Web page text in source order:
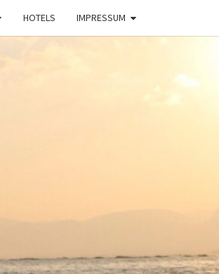
HOTELS IMPRESSUM